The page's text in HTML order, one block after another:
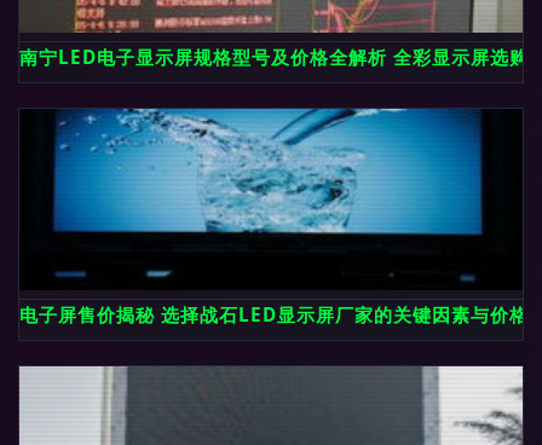
南宁LED电子显示屏规格型号及价格全解析 全彩显示屏选购
电子屏售价揭秘 选择战石LED显示屏厂家的关键因素与价格